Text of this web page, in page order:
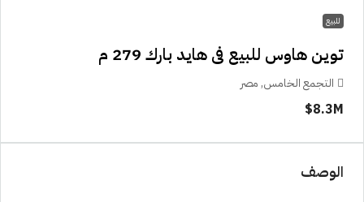
للبيع
توين هاوس للبيع فى هايد بارك 279 م
التجمع الخامس, مصر
8.3M$
الوصف